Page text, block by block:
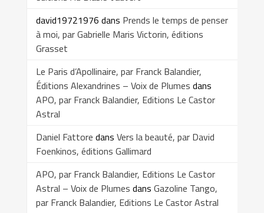
david19721976 dans Prends le temps de penser
à moi, par Gabrielle Maris Victorin, éditions
Grasset
Le Paris d’Apollinaire, par Franck Balandier,
Éditions Alexandrines – Voix de Plumes dans
APO, par Franck Balandier, Editions Le Castor
Astral
Daniel Fattore dans Vers la beauté, par David
Foenkinos, éditions Gallimard
APO, par Franck Balandier, Editions Le Castor
Astral – Voix de Plumes dans Gazoline Tango,
par Franck Balandier, Editions Le Castor Astral